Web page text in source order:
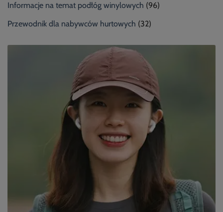
Informacje na temat podłóg winylowych (96)
Przewodnik dla nabywców hurtowych (32)